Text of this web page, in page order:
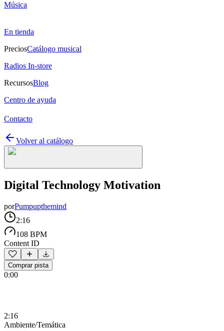
Música
En tienda
PreciosCatálogo musical
Radios In-store
RecursosBlog
Centro de ayuda
Contacto
Volver al catálogo
Digital Technology Motivation
porPumpupthemind
2:16
108 BPM
Content ID
Comprar pista
0:00
2:16
Ambiente/Temática